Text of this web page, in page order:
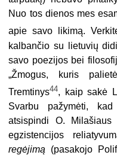
Nuo tos dienos mes
apie savo likimą.
kalbančio su lietuvių
savo poezijos bei
„Žmogus, kuris
Tremtinys44, kaip sakė
Svarbu pažymėti,
atsispindi O.
egzis­tencijos
regėjimą (pasakojo